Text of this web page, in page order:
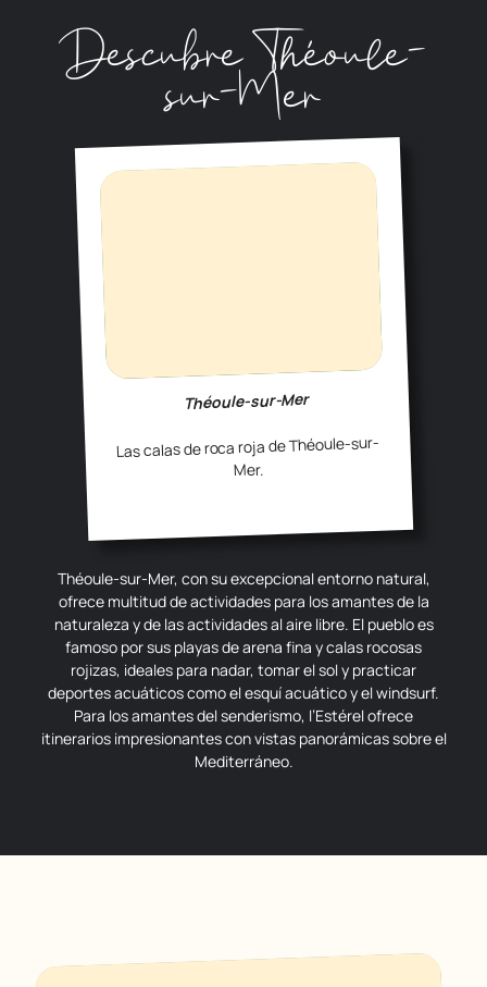
Descubre Théoule-
sur-Mer
Théoule-sur-Mer
Las calas de roca roja de Théoule-sur-
Mer.
Théoule-sur-Mer, con su excepcional entorno natural,
ofrece multitud de actividades para los amantes de la
naturaleza y de las actividades al aire libre. El pueblo es
famoso por sus playas de arena fina y calas rocosas
rojizas, ideales para nadar, tomar el sol y practicar
deportes acuáticos como el esquí acuático y el windsurf.
Para los amantes del senderismo, l’Estérel ofrece
itinerarios impresionantes con vistas panorámicas sobre el
Mediterráneo.